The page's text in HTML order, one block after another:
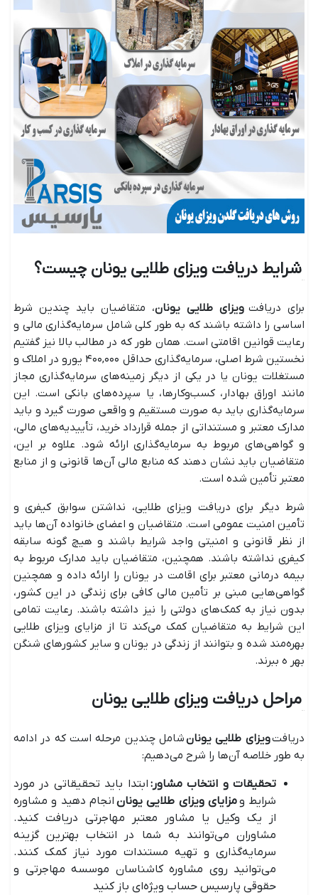
شرایط دریافت ویزای طلایی یونان چیست؟
برای دریافت ویزای طلایی یونان، متقاضیان باید چندین شرط
اساسی را داشته باشند که به طور کلی شامل سرمایه‌گذاری مالی و
رعایت قوانین اقامتی است. همان طور که در مطالب بالا نیز گفتیم
نخستین شرط اصلی، سرمایه‌گذاری حداقل ۴۰۰,۰۰۰ یورو در املاک و
مستغلات یونان یا در یکی از دیگر زمینه‌های سرمایه‌گذاری مجاز
مانند اوراق بهادار، کسب‌وکار‌ها، یا سپرده‌های بانکی است. این
سرمایه‌گذاری باید به صورت مستقیم و واقعی صورت گیرد و باید
مدارک معتبر و مستنداتی از جمله قرارداد خرید، تأییدیه‌های مالی،
و گواهی‌های مربوط به سرمایه‌گذاری ارائه شود. علاوه بر این،
متقاضیان باید نشان دهند که منابع مالی آن‌ها قانونی و از منابع
معتبر تأمین شده است.
شرط دیگر برای دریافت ویزای طلایی، نداشتن سوابق کیفری و
تأمین امنیت عمومی است. متقاضیان و اعضای خانواده آن‌ها باید
از نظر قانونی و امنیتی واجد شرایط باشند و هیچ گونه سابقه
کیفری نداشته باشند. همچنین، متقاضیان باید مدارک مربوط به
بیمه درمانی معتبر برای اقامت در یونان را ارائه داده و همچنین
گواهی‌هایی مبنی بر تأمین مالی کافی برای زندگی در این کشور،
بدون نیاز به کمک‌های دولتی را نیز داشته باشند. رعایت تمامی
این شرایط به متقاضیان کمک می‌کند تا از مزایای ویزای طلایی
بهره‌مند شده و بتوانند از زندگی در یونان و سایر کشور‌های شنگن
بهر ه ببرند.
مراحل دریافت ویزای طلایی یونان
دریافتویزای طلایی یونانشامل چندین مرحله است که در ادامه
به طور خلاصه آن‌ها را شرح می‌دهیم:
تحقیقات و انتخاب مشاور: ابتدا باید تحقیقاتی در مورد
شرایط ومزایای ویزای طلایی یونان انجام دهید و مشاوره
از یک وکیل یا مشاور معتبر مهاجرتی دریافت کنید.
مشاوران می‌توانند به شما در انتخاب بهترین گزینه
سرمایه‌گذاری و تهیه مستندات مورد نیاز کمک کنند.
می‌توانید روی مشاوره کاشناسان موسسه مهاجرتی و
حقوقی پارسیس حساب ویژه‌ای باز کنید